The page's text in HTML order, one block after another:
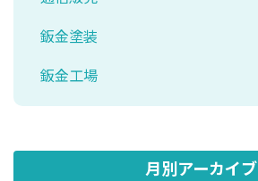
鈑金塗装
鈑金工場
月別アーカイブ